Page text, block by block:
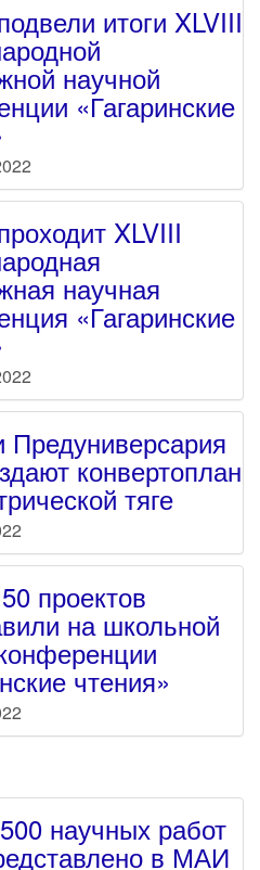
итоги XLVIII
научной
«Гагаринские
XLVIII
научная
«Гагаринские
Предуниверсария
конвертоплан
тяге
проектов
на школьной
чтения»
научных работ
в МАИ